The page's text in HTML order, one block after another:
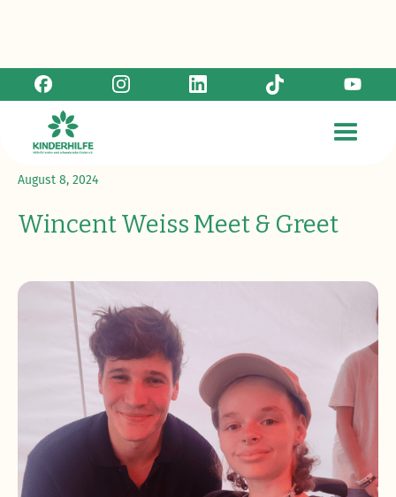
August 8, 2024
Wincent Weiss Meet & Greet